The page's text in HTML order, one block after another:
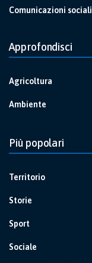
Comunicazioni sociali
Approfondisci
Agricoltura
Ambiente
Più popolari
Territorio
Storie
Sport
Sociale